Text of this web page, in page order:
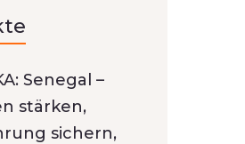
Senegal –
stärken,
sichern,